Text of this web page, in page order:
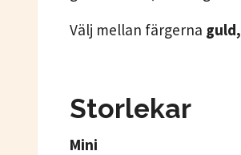
Välj mellan färgerna guld
Storlekar
Mini